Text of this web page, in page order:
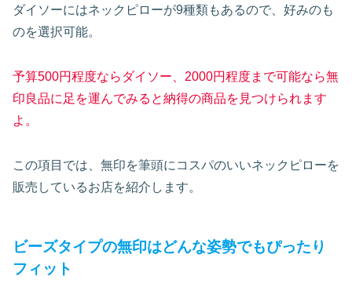
ダイソーにはネックピローが9種類もあるので、好みのも
のを選択可能。
予算500円程度ならダイソー、2000円程度まで可能なら無
印良品に足を運んでみると納得の商品を見つけられます
よ。
この項目では、無印を筆頭にコスパのいいネックピローを
販売しているお店を紹介します。
ビーズタイプの無印はどんな姿勢でもぴったり
フィット